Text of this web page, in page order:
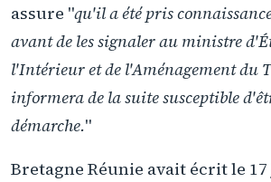
assure "qu'il a été pris
avant de les signaler au ministre
l'Intérieur et de l'Aménagement du
informera de la suite susceptible
démarche."
Bretagne Réunie avait écrit le